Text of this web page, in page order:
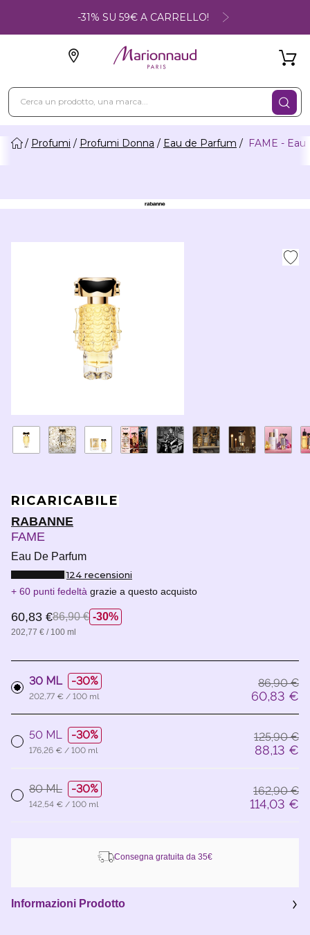
-31% SU 59€ A CARRELLO!
Profumi Profumi Donna Eau de Parfum FAME -
RICARICABILE
RABANNE
FAME
Eau De Parfum
124 recensioni
60 punti fedeltà grazie a questo acquisto
30%
60,83 €86,90 €
202,77 € / 100 ml
30 ML 30% 86,90 €
60,83 €
202,77 € / 100 ml
50 ML 30% 125,90 €
88,13 €
176,26 € / 100 ml
80 ML 30% 162,90 €
114,03 €
142,54 € / 100 ml
Consegna gratuita da 35€
Informazioni Prodotto